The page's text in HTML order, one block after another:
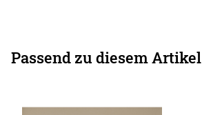
Passend zu diesem Artikel